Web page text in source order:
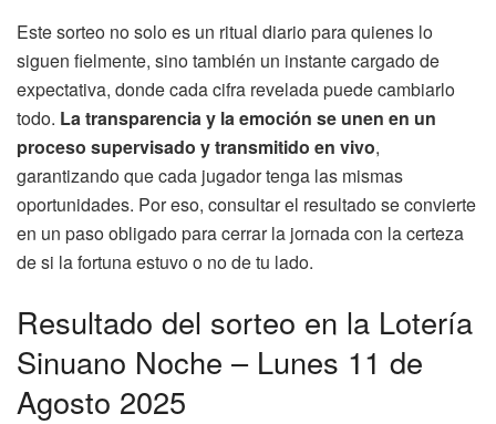
Este sorteo no solo es un ritual diario para quienes lo
siguen fielmente, sino también un instante cargado de
expectativa, donde cada cifra revelada puede cambiarlo
todo. La transparencia y la emoción se unen en un
proceso supervisado y transmitido en vivo,
garantizando que cada jugador tenga las mismas
oportunidades. Por eso, consultar el resultado se convierte
en un paso obligado para cerrar la jornada con la certeza
de si la fortuna estuvo o no de tu lado.
Resultado del sorteo en la Lotería
Sinuano Noche – Lunes 11 de
Agosto 2025